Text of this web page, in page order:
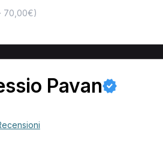
70,00€)
Pavan